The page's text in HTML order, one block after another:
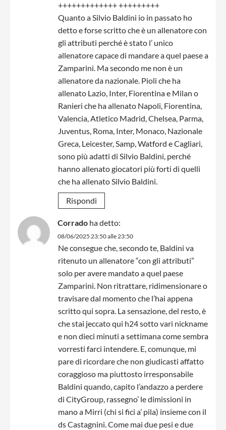
+++++++++++++ +++++++++
Quanto a Silvio Baldini io in passato ho
detto e forse scritto che è un allenatore con
gli attributi perché è stato l’ unico
allenatore capace di mandare a quel paese a
Zamparini. Ma secondo me non è un
allenatore da nazionale. Pioli che ha
allenato Lazio, Inter, Fiorentina e Milan o
Ranieri che ha allenato Napoli, Fiorentina,
Valencia, Atletico Madrid, Chelsea, Parma,
Juventus, Roma, Inter, Monaco, Nazionale
Greca, Leicester, Samp, Watford e Cagliari,
sono più adatti di Silvio Baldini, perché
hanno allenato giocatori più forti di quelli
che ha allenato Silvio Baldini.
Rispondi
Corrado ha detto:
08/06/2025 23:50 alle 23:50
Ne consegue che, secondo te, Baldini va
ritenuto un allenatore “con gli attributi”
solo per avere mandato a quel paese
Zamparini. Non ritrattare, ridimensionare o
travisare dal momento che l’hai appena
scritto qui sopra. La sensazione, del resto, è
che stai jeccato qui h24 sotto vari nickname
e non dieci minuti a settimana come sembra
vorresti farci intendere. E, comunque, mi
pare di ricordare che non giudicasti affatto
coraggioso ma piuttosto irresponsabile
Baldini quando, capito l’andazzo a perdere
di CityGroup, rassegno’ le dimissioni in
mano a Mirri (chi si fici a’ pila) insieme con il
ds Castagnini. Come mai due pesi e due